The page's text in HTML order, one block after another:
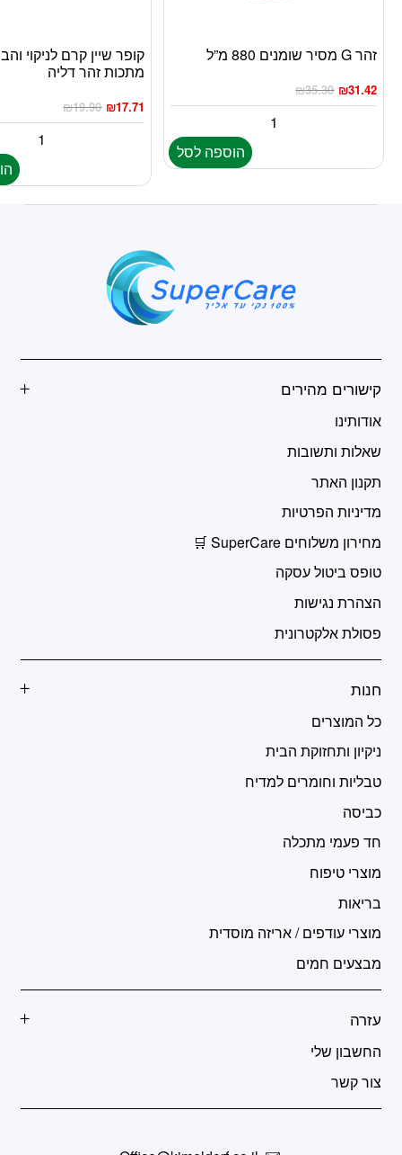
זהר G מסיר שומנים 880 מ”ל
₪35.30 ₪31.42
הוספה לסל
קופר שיין קרם לניקוי
מתכות זהר דליה
₪19.90 ₪17.71
קישורים מהירים
אודותינו
שאלות ותשובות
תקנון האתר
מדיניות הפרטיות
מחירון משלוחים SuperCare 🛒
טופס ביטול עסקה
הצהרת נגישות
פסולת אלקטרונית
חנות
כל המוצרים
ניקיון ותחזוקת הבית
טבליות וחומרים למדיח
כביסה
חד פעמי מתכלה
מוצרי טיפוח
בריאות
מוצרי עודפים / אריזה מוסדית
מבצעים חמים
עזרה
החשבון שלי
צור קשר